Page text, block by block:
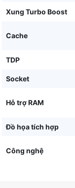
Xung Turbo Boost
Cache
TDP
Socket
Hỗ trợ RAM
Đồ họa tích hợp
Công nghệ